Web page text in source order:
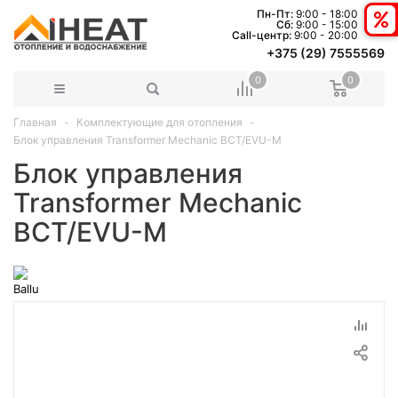
Пн-Пт: 9:00 - 18:00
Сб: 9:00 - 15:00
Сall-центр: 9:00 - 20:00
+375 (29) 7555569
0 0
Главная
Комплектующие для отопления
Блок управления Transformer Mechanic BCT/EVU-M
Блок управления
Transformer Mechanic
BCT/EVU-M